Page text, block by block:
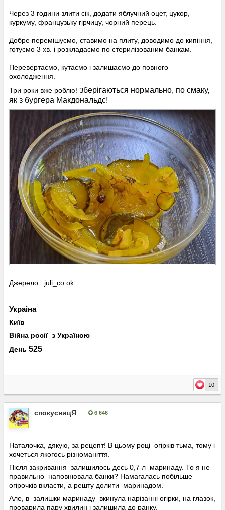
Через 3 години злити сік, додати яблучний оцет, цукор,
куркуму, французьку гірчицу, чорний перець.
Добре перемішуємо, ставимо на плиту, доводимо до кипіння,
готуємо 3 хв. і розкладаємо по стерилізованим банкам.
Перевертаємо, кутаємо і залишаємо до повного
охолодження.
Три роки вже роблю! Зберігаються нормально, по смаку,
як з бургера Макдональдс!
Джерело: juli_co.ok
Украіна
Київ
Війна росії з Україною
День 525
10
спокусницЯ 6 646
Наталочка, дякую, за рецепт! В цьому році огірків тьма, тому і
хочеться якогось різноманіття.
Після закривання залишилось десь 0,7 л маринаду. То я не
правильно наповнювала банки? Намагалась побільше
огірочків вкласти, а решту долити маринадом.
Але, в залишки маринаду вкинула нарізанні огірки, на глазок,
проварила пару хвилин і залишила до ранку.